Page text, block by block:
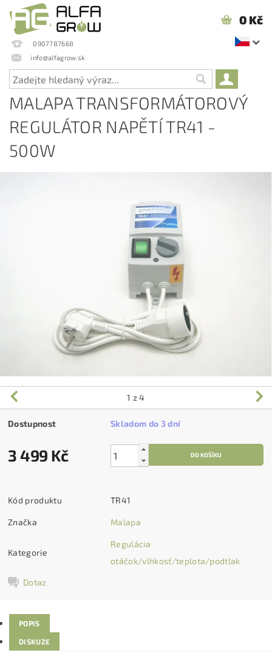
0907787668
info@alfagrow.sk
0 Kč
MALAPA TRANSFORMÁTOROVÝ
REGULÁTOR NAPĚTÍ TR41 -
500W
1 z 4
Dostupnost Skladom do 3 dní
3 499 Kč
Kód produktu TR41
Značka Malapa
Kategorie
Regulácia
otáčok/vlhkosť/teplota/podtlak
Dotaz
POPIS
DISKUZE